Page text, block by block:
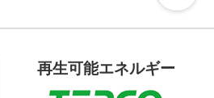
再生可能エネルギー